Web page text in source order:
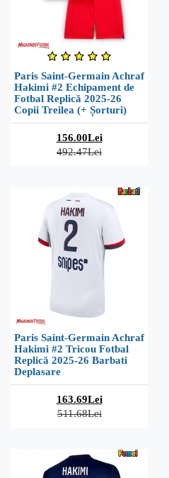
Paris Saint-Germain Achraf
Hakimi #2 Echipament de
Fotbal Replică 2025-26
Copii Treilea (+ Șorturi)
156.00Lei
492.47Lei
Paris Saint-Germain Achraf
Hakimi #2 Tricou Fotbal
Replică 2025-26 Barbati
Deplasare
163.69Lei
511.68Lei